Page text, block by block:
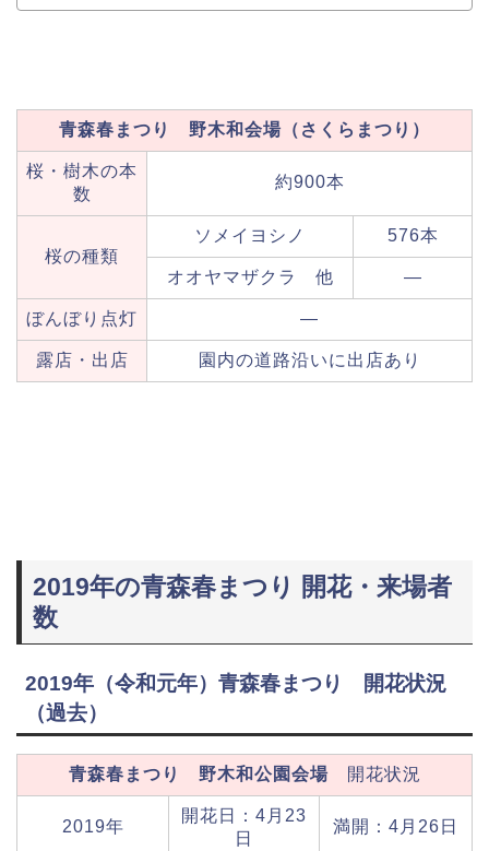
青森春まつり 野木和会場（さくらまつり）
桜・樹木の本
数
約900本
桜の種類
ソメイヨシノ 576本
オオヤマザクラ 他 —
ぼんぼり点灯 —
露店・出店 園内の道路沿いに出店あり
2019年の青森春まつり 開花・来場者
数
2019年（令和元年）青森春まつり 開花状況
（過去）
青森春まつり 野木和公園会場開花状況
2019年
開花日：4月23
日
満開：4月26日